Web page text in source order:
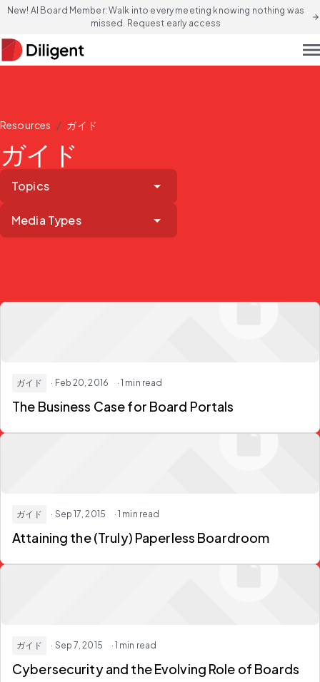
New! AI Board Member: Walk into every meeting knowing nothing was
missed. Request early access
arrow_forward
Resources / ガイド
ガイド
Topics
Media Types
ガイド · Feb 20, 2016 · 1 min read
The Business Case for Board Portals
ガイド · Sep 17, 2015 · 1 min read
Attaining the (Truly) Paperless Boardroom
ガイド · Sep 7, 2015 · 1 min read
Cybersecurity and the Evolving Role of Boards